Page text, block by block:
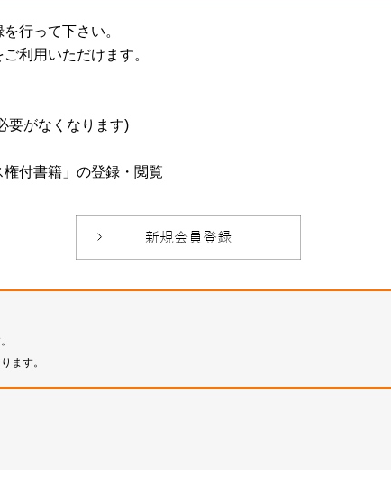
行って下さい。
利用いただけます。
要がなくなります)
権付書籍」の登録・閲覧
ます。